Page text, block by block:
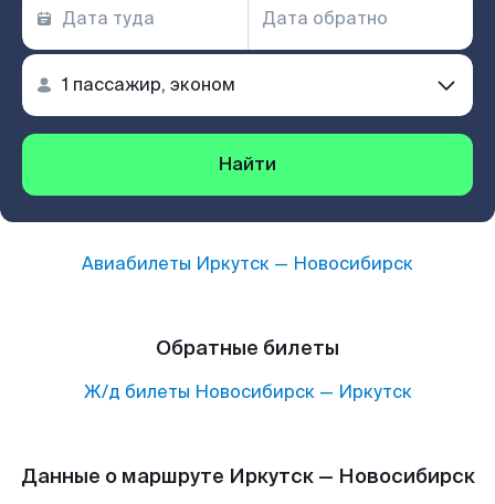
Найти
Авиабилеты Иркутск — Новосибирск
Обратные билеты
Ж/д билеты Новосибирск— Иркутск
Данные о маршруте Иркутск — Новосибирск